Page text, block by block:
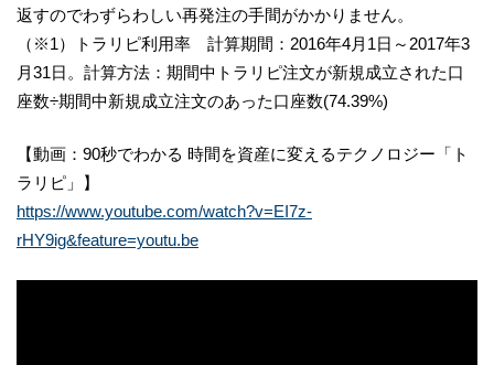
返すのでわずらわしい再発注の手間がかかりません。
（※1）トラリピ利用率 計算期間：2016年4月1日～2017年3
月31日。計算方法：期間中トラリピ注文が新規成立された口
座数÷期間中新規成立注文のあった口座数(74.39%)
【動画：90秒でわかる 時間を資産に変えるテクノロジー「ト
ラリピ」】
https://www.youtube.com/watch?v=EI7z-
rHY9ig&feature=youtu.be